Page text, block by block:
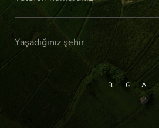
BILGI AL